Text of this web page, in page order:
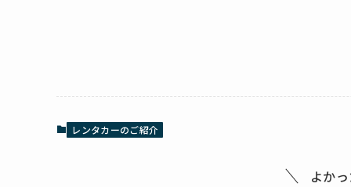
レンタカーのご紹介
よか